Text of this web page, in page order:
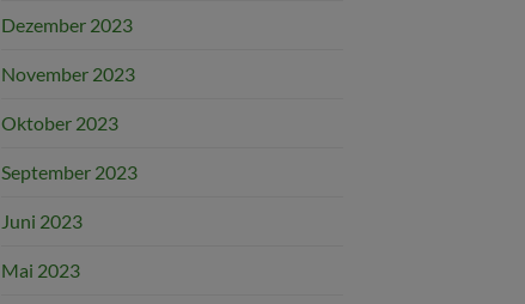
Dezember 2023
November 2023
Oktober 2023
September 2023
Juni 2023
Mai 2023